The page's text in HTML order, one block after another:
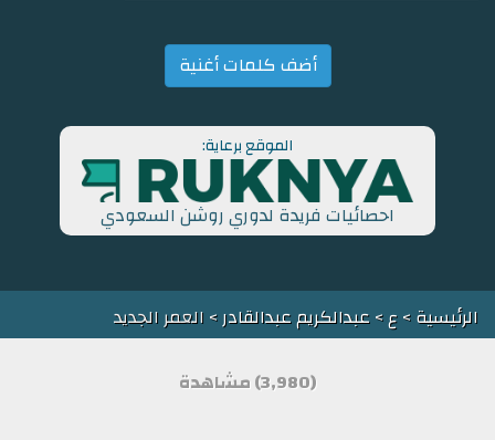
أضف كلمات أغنية
الموقع برعاية:
احصائيات فريدة لدوري روشن السعودي
الرئيسية>ع>عبدالكريم عبدالقادر> العمر الجديد
(3,980) مشاهدة